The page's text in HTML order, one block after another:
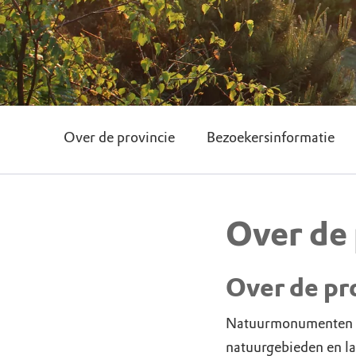
Over de provincie Bezoekersinformatie
Over
Over de
natuurgebieden en